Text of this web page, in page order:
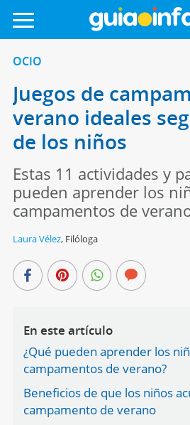
OCIO
Juegos de
verano ideales
de los niños
Estas 11 actividades y
pueden aprender los
campamentos de
Laura Vélez, Filóloga
En este artículo
¿Qué pueden aprender los
campamentos de verano?
Beneficios de que los niños
campamento de verano